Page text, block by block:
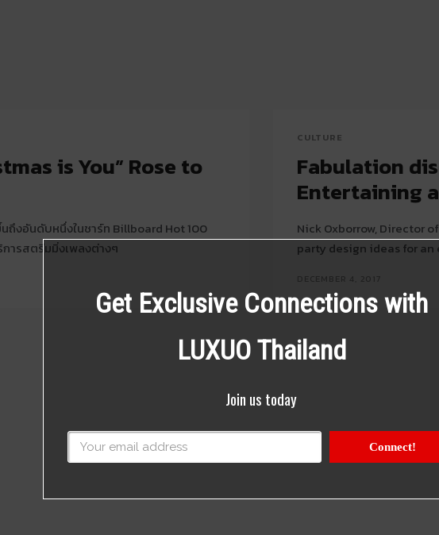
is You” Rose to
ถึงอันดับหนึ่งในชาร์ท Billboard Hot 100
ารสตรีมมิ่งเพลงต่างๆ
CULTURE
Fabulation
Entertaining
Nick Oxborrow, Director
party design ideas for
Get Exclusive Connections with
LUXUO Thailand
Join us today
Connect!